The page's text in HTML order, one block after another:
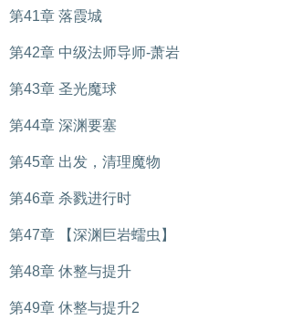
第41章 落霞城
第42章 中级法师导师-萧岩
第43章 圣光魔球
第44章 深渊要塞
第45章 出发，清理魔物
第46章 杀戮进行时
第47章 【深渊巨岩蠕虫】
第48章 休整与提升
第49章 休整与提升2